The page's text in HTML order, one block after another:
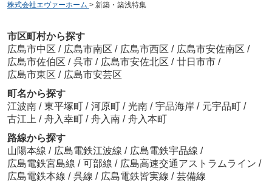
株式会社エヴァーホーム > 新築・築浅特集
市区町村から探す
広島市中区 / 広島市南区 / 広島市西区 / 広島市安佐南区 /
広島市佐伯区 / 呉市 / 広島市安佐北区 / 廿日市市 /
広島市東区 / 広島市安芸区
町名から探す
江波南 / 東平塚町 / 河原町 / 光南 / 宇品海岸 / 元宇品町 /
古江上 / 舟入幸町 / 舟入南 / 舟入本町
路線から探す
山陽本線 / 広島電鉄江波線 / 広島電鉄宇品線 /
広島電鉄宮島線 / 可部線 / 広島高速交通アストラムライン /
広島電鉄本線 / 呉線 / 広島電鉄皆実線 / 芸備線